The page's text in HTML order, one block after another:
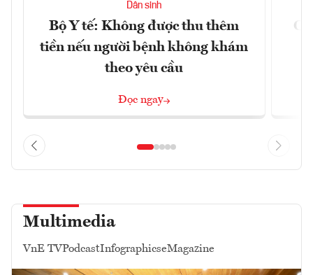
Dân sinh
Bộ Y tế: Không được thu thêm
tiền nếu người bệnh không khám
theo yêu cầu
Đọc ngay
Multimedia
VnE TVPodcastInfographicseMagazine